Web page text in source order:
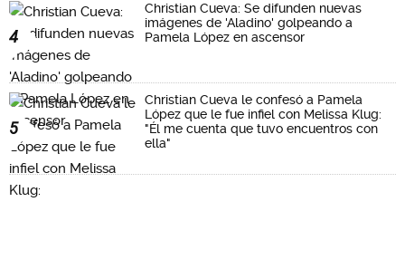
4
Christian Cueva: Se difunden nuevas
imágenes de 'Aladino' golpeando a
Pamela López en ascensor
5
Christian Cueva le confesó a Pamela
López que le fue infiel con Melissa Klug:
"Él me cuenta que tuvo encuentros con
ella"